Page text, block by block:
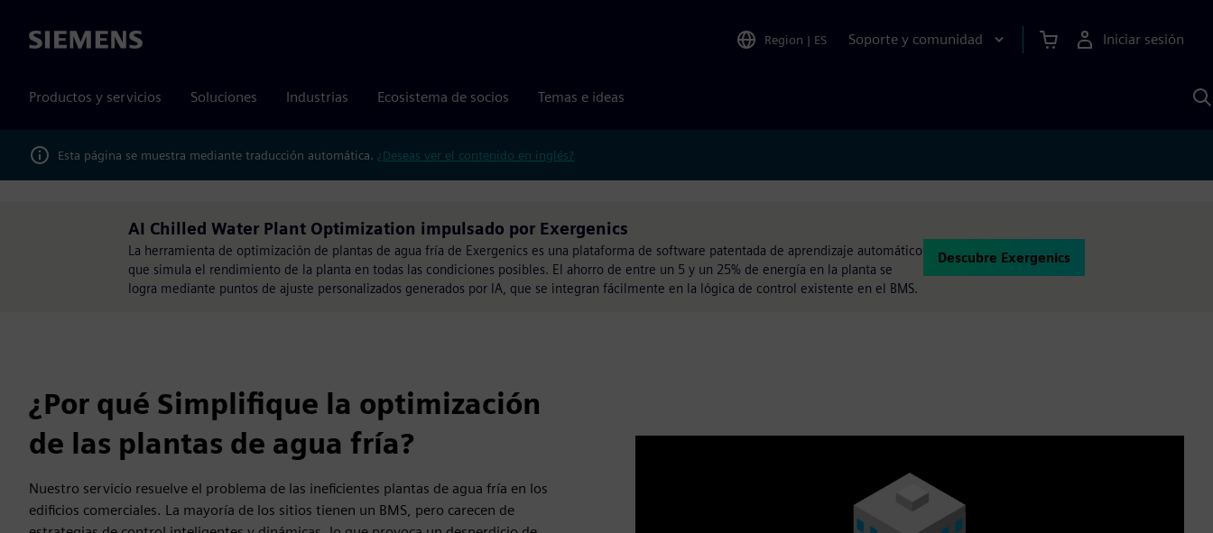
Siemens Region | ES Soporte y comunidad Iniciar sesión
Productos y servicios Soluciones Industrias Ecosistema de socios Temas e ideas
Esta página se muestra mediante traducción automática. ¿Deseas ver el contenido en inglés?
AI Chilled Water Plant Optimization impulsado por Exergenics
La herramienta de optimización de plantas de agua fría de Exergenics es una plataforma de software patentada de aprendizaje automático
que simula el rendimiento de la planta en todas las condiciones posibles. El ahorro de entre un 5 y un 25% de energía en la planta se
logra mediante puntos de ajuste personalizados generados por IA, que se integran fácilmente en la lógica de control existente en el BMS.
Descubre Exergenics
¿Por qué Simplifique la optimización
de las plantas de agua fría?
Nuestro servicio resuelve el problema de las ineficientes plantas de agua fría en los
edificios comerciales. La mayoría de los sitios tienen un BMS, pero carecen de